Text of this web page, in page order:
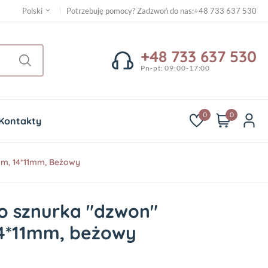
Polski Potrzebuję pomocy? Zadzwoń do nas:+48 733 637 530
+48 733 637 530
Pn-pt: 09:00-17:00
0 0
14*11mm, Beżowy
sznurka "dzwon"
beżowy